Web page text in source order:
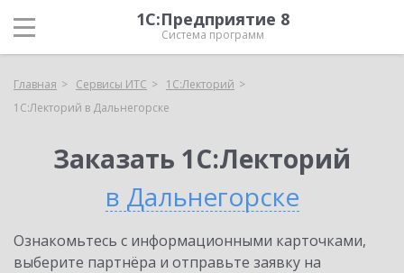
1С:Предприятие 8
Система программ
Главная Сервисы ИТС
1С:Лекторий
1С:Лекторий в Дальнегорске
Заказать 1С:Лекторий
в Дальнегорске
Ознакомьтесь с информационными карточками,
выберите партнёра и отправьте заявку на